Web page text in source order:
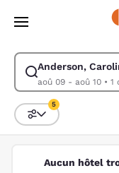
Sauter à Contenu
Anderson,
aoû 09 - aoû 10•
Modifier la recherche
Triez et filtrez
5
Aucun hôtel